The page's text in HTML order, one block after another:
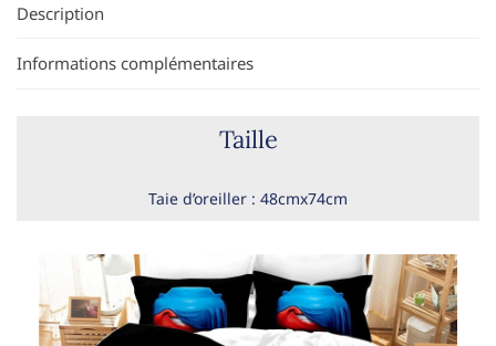
Description
Informations complémentaires
Taille
Taie d’oreiller : 48cmx74cm